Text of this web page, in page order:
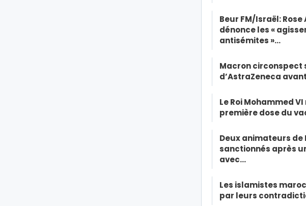
Beur FM/Israël: Rose
dénonce les «
antisémites »…
Macron circonspect
d’AstraZeneca
Le Roi Mohammed
première dose du
Deux animateurs de
sanctionnés après
avec…
Les islamistes
par leurs